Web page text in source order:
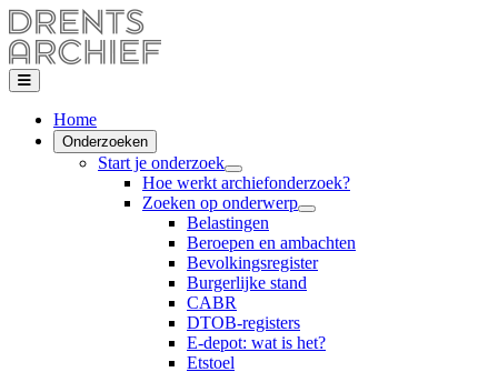
Home
Onderzoeken
Start je onderzoek
Hoe werkt archiefonderzoek?
Zoeken op onderwerp
Belastingen
Beroepen en ambachten
Bevolkingsregister
Burgerlijke stand
CABR
DTOB-registers
E-depot: wat is het?
Etstoel